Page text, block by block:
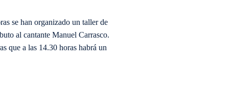
se han organizado un taller de
al cantante Manuel Carrasco.
que a las 14.30 horas habrá un